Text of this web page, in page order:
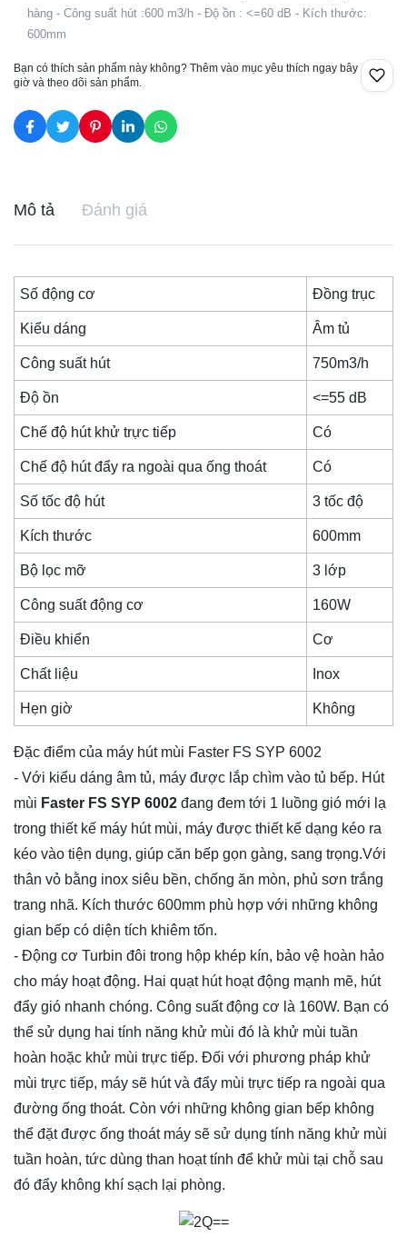
hàng - Công suất hút :600 m3/h - Độ ồn : <=60 dB - Kích thước:
600mm
Bạn có thích sản phẩm này không? Thêm vào mục yêu thích ngay bây
giờ và theo dõi sản phẩm.
Mô tả Đánh giá
Số động cơ Đồng trục
Kiểu dáng Âm tủ
Công suất hút 750m3/h
Độ ồn <=55 dB
Chế độ hút khử trực tiếp Có
Chế độ hút đẩy ra ngoài qua ống thoát Có
Số tốc độ hút 3 tốc độ
Kích thước 600mm
Bộ lọc mỡ 3 lớp
Công suất động cơ 160W
Điều khiển Cơ
Chất liệu Inox
Hẹn giờ Không
Đặc điểm của máy hút mùi Faster FS SYP 6002
- Với kiểu dáng âm tủ, máy được lắp chìm vào tủ bếp. Hút
mùi Faster FS SYP 6002 đang đem tới 1 luồng gió mới lạ
trong thiết kế máy hút mùi, máy được thiết kế dạng kéo ra
kéo vào tiện dụng, giúp căn bếp gọn gàng, sang trọng.Với
thân vỏ bằng inox siêu bền, chống ăn mòn, phủ sơn trắng
trang nhã. Kích thước 600mm phù hợp với những không
gian bếp có diện tích khiêm tốn.
- Động cơ Turbin đôi trong hộp khép kín, bảo vệ hoàn hảo
cho máy hoạt động. Hai quạt hút hoạt động mạnh mẽ, hút
đẩy gió nhanh chóng. Công suất động cơ là 160W. Bạn có
thể sử dụng hai tính năng khử mùi đó là khử mùi tuần
hoàn hoặc khử mùi trực tiếp. Đối với phương pháp khử
mùi trực tiếp, máy sẽ hút và đẩy mùi trực tiếp ra ngoài qua
đường ống thoát. Còn với những không gian bếp không
thể đặt được ống thoát máy sẽ sử dụng tính năng khử mùi
tuần hoàn, tức dùng than hoạt tính để khử mùi tại chỗ sau
đó đẩy không khí sạch lại phòng.